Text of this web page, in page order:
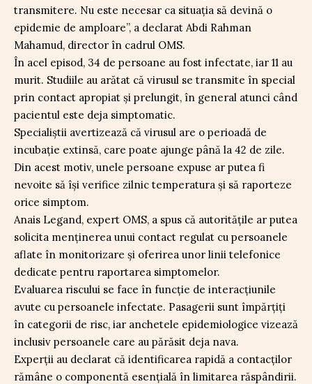
transmitere. Nu este necesar ca situația să devină o
epidemie de amploare”, a declarat Abdi Rahman
Mahamud, director în cadrul OMS.
În acel episod, 34 de persoane au fost infectate, iar 11 au
murit. Studiile au arătat că virusul se transmite în special
prin contact apropiat și prelungit, în general atunci când
pacientul este deja simptomatic.
Specialiștii avertizează că virusul are o perioadă de
incubație extinsă, care poate ajunge până la 42 de zile.
Din acest motiv, unele persoane expuse ar putea fi
nevoite să își verifice zilnic temperatura și să raporteze
orice simptom.
Anais Legand, expert OMS, a spus că autoritățile ar putea
solicita menținerea unui contact regulat cu persoanele
aflate în monitorizare și oferirea unor linii telefonice
dedicate pentru raportarea simptomelor.
Evaluarea riscului se face în funcție de interacțiunile
avute cu persoanele infectate. Pasagerii sunt împărțiți
în categorii de risc, iar anchetele epidemiologice vizează
inclusiv persoanele care au părăsit deja nava.
Experții au declarat că identificarea rapidă a contacților
rămâne o componentă esențială în limitarea răspândirii.